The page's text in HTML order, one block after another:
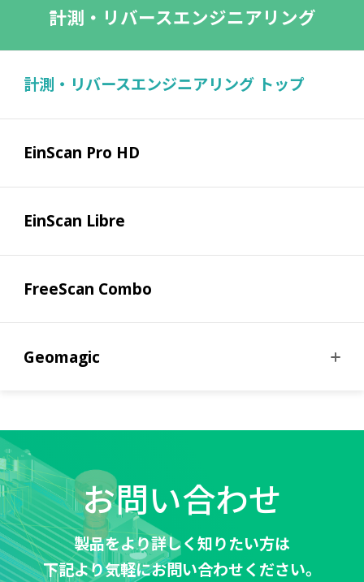
計測・リバースエンジニアリング
計測・リバースエンジニアリング トップ
EinScan Pro HD
EinScan Libre
FreeScan Combo
Geomagic
お問い合わせ
製品をより詳しく知りたい方は
下記より気軽にお問い合わせください。